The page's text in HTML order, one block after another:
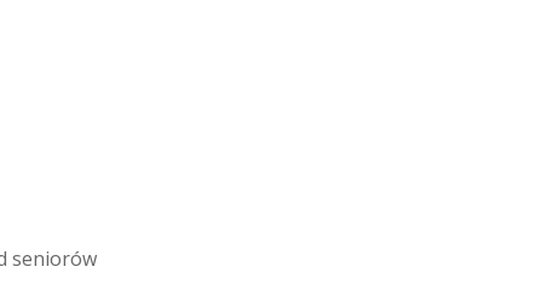
seniorów